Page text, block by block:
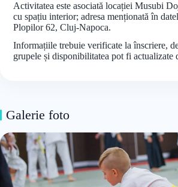
Activitatea este asociată locației Musubi
cu spațiu interior; adresa menționată în
Plopilor 62, Cluj-Napoca.
Informațiile trebuie verificate la înscriere,
grupele și disponibilitatea pot fi actualizate
Galerie foto